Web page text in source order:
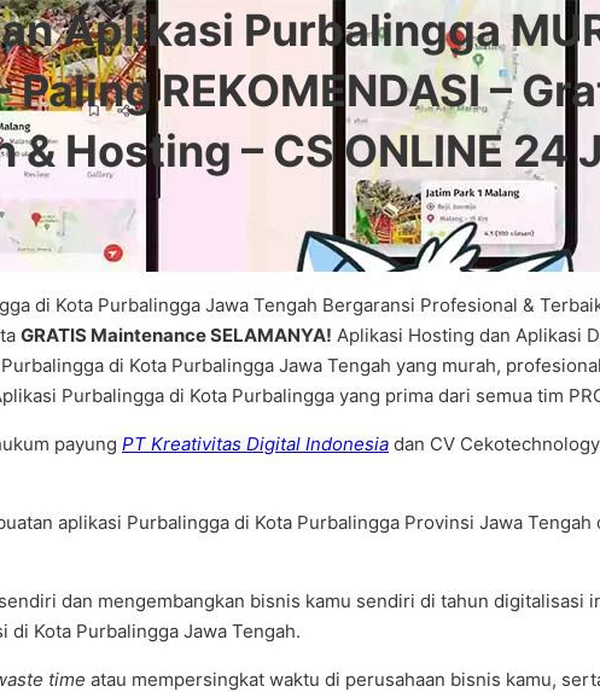
Aplikasi Purbalingga
REKOMENDASI –
Hosting – CS ONLINE 24
di Kota Purbalingga Jawa Tengah Bergaransi Profesional &
GRATIS Maintenance SELAMANYA! Aplikasi Hosting dan Aplikasi
di Kota Purbalingga Jawa Tengah yang murah,
Purbalingga di Kota Purbalingga yang prima dari semua tim
payung PT Kreativitas Digital Indonesia dan CV
aplikasi Purbalingga di Kota Purbalingga Provinsi Jawa
dan mengembangkan bisnis kamu sendiri di tahun digitalisasi
Kota Purbalingga Jawa Tengah.
time atau mempersingkat waktu di perusahaan bisnis kamu,